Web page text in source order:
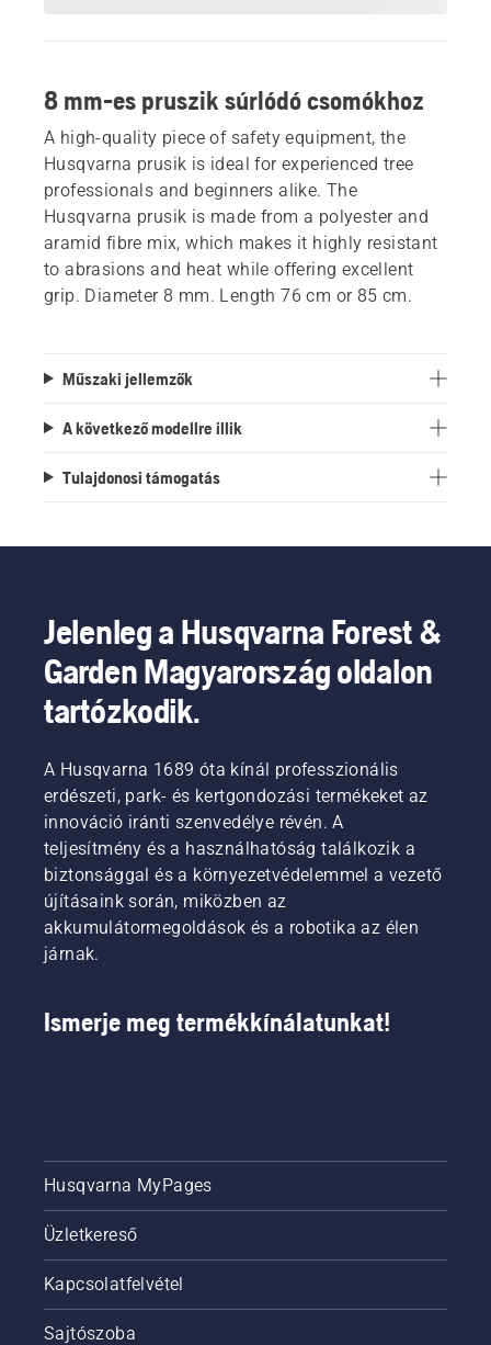
8 mm-es pruszik súrlódó csomókhoz
A high-quality piece of safety equipment, the
Husqvarna prusik is ideal for experienced tree
professionals and beginners alike. The
Husqvarna prusik is made from a polyester and
aramid fibre mix, which makes it highly resistant
to abrasions and heat while offering excellent
grip. Diameter 8 mm. Length 76 cm or 85 cm.
Műszaki jellemzők
A következő modellre illik
Tulajdonosi támogatás
Jelenleg a Husqvarna Forest &
Garden Magyarország oldalon
tartózkodik.
A Husqvarna 1689 óta kínál professzionális
erdészeti, park- és kertgondozási termékeket az
innováció iránti szenvedélye révén. A
teljesítmény és a használhatóság találkozik a
biztonsággal és a környezetvédelemmel a vezető
újításaink során, miközben az
akkumulátormegoldások és a robotika az élen
járnak.
Ismerje meg termékkínálatunkat!
Husqvarna MyPages
Üzletkereső
Kapcsolatfelvétel
Sajtószoba